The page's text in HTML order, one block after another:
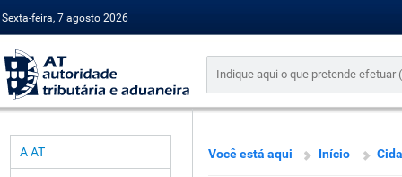
Sexta-feira, 7 agosto 2026
A AT Você está aqui Início